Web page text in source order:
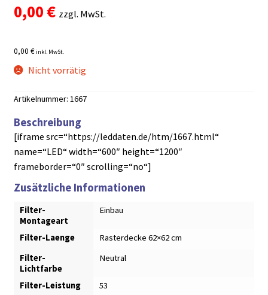
0,00 € zzgl. MwSt.
0,00 €inkl. MwSt.
Nicht vorrätig
Artikelnummer: 1667
Beschreibung
[iframe src=“https://leddaten.de/htm/1667.html“
name=“LED“ width=“600″ height=“1200″
frameborder=“0″ scrolling=“no“]
Zusätzliche Informationen
Filter-
Montageart
Einbau
Filter-Laenge
Rasterdecke 62×62 cm
Filter-
Lichtfarbe
Neutral
Filter-Leistung
53